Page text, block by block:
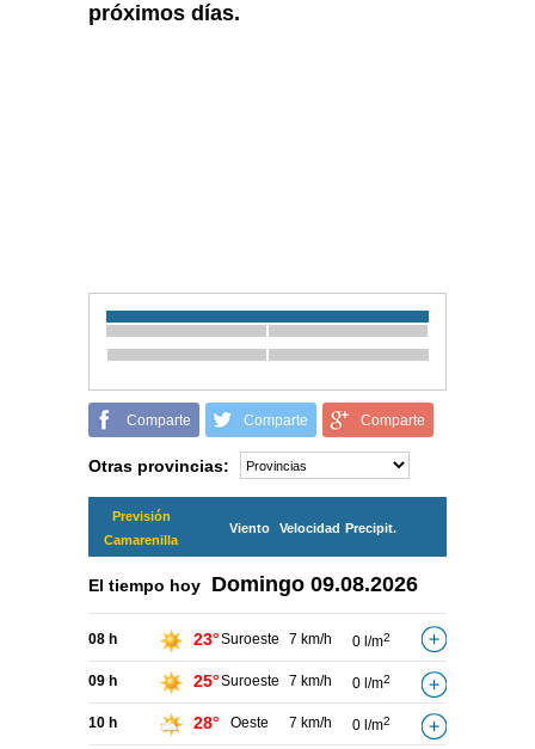
próximos días.
Comparte Comparte Comparte
Otras provincias:
Previsión
Camarenilla
Viento Velocidad Precipit.
El tiempo hoy Domingo 09.08.2026
08 h 23°Suroeste 7 km/h 0 l/m2
09 h 25°Suroeste 7 km/h 0 l/m2
10 h 28° Oeste 7 km/h 0 l/m2